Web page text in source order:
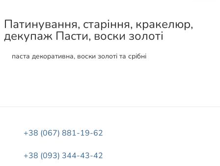
Патинування, старіння, кракелюр,
декупаж Пасти, воски золоті
паста декоративна, воски золоті та срібні
+38 (067) 881-19-62
+38 (093) 344-43-42